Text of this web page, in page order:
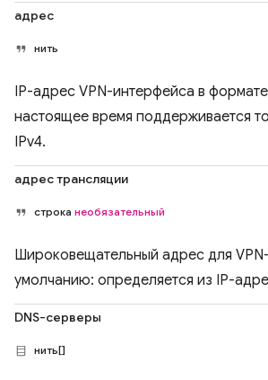
адрес
нить
IP-адрес VPN-интерфейса в
настоящее время поддерживается
IPv4.
адрес трансляции
строка необязательный
Широковещательный адрес для
умолчанию: определяется из IP-
DNS-серверы
нить[]